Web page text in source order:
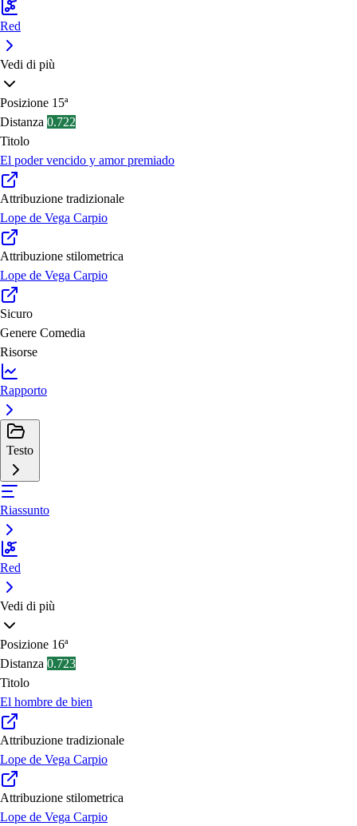
Red
Vedi di più
Posizione 15ª
Distanza 0.722
Titolo
El poder vencido y amor premiado
Attribuzione tradizionale
Lope de Vega Carpio
Attribuzione stilometrica
Lope de Vega Carpio
Sicuro
Genere Comedia
Risorse
Rapporto
Testo
Riassunto
Red
Vedi di più
Posizione 16ª
Distanza 0.723
Titolo
El hombre de bien
Attribuzione tradizionale
Lope de Vega Carpio
Attribuzione stilometrica
Lope de Vega Carpio